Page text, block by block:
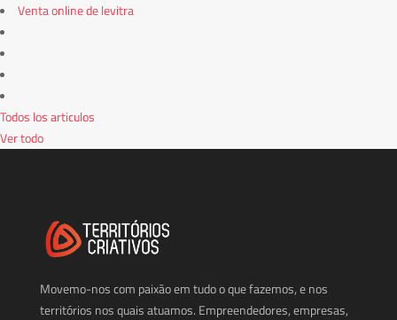
Venta online de levitra
Todos los articulos
Ver todo
Movemo-nos com paixão em tudo o que fazemos, e nos
territórios nos quais atuamos. Empreendedores, empresas,